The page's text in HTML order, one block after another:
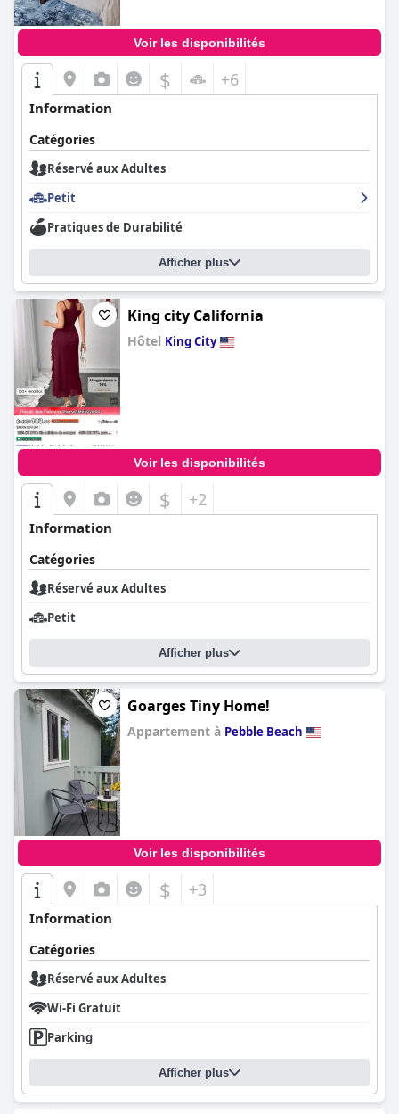
Voir les disponibilités
$ +6
Information
Catégories
Réservé aux Adultes
Petit
Pratiques de Durabilité
Afficher plus
King city California
Hôtel King City
Voir les disponibilités
$ +2
Information
Catégories
Réservé aux Adultes
Petit
Afficher plus
Goarges Tiny Home!
Appartement à Pebble Beach
Voir les disponibilités
$ +3
Information
Catégories
Réservé aux Adultes
Wi-Fi Gratuit
Parking
Afficher plus